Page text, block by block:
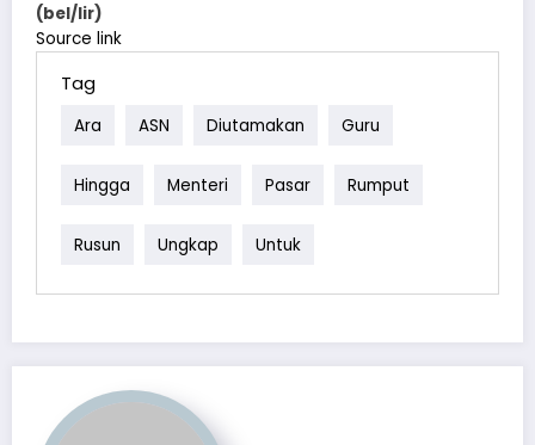
(bel/lir)
Source link
Tag
Ara ASN Diutamakan Guru
Hingga Menteri Pasar Rumput
Rusun Ungkap Untuk